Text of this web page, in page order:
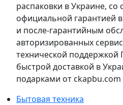
распаковки в Украине, со
официальной гарантией
и после-гарантийным
авторизированных
технической поддержкой
быстрой доставкой в
подарками от ckapbu.com
Бытовая техника